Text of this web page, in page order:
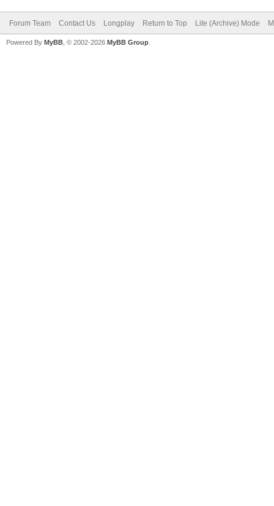
Forum Team Contact Us Longplay Return to Top Lite (Archive) Mode
Powered By MyBB , © 2002-2026 MyBB Group